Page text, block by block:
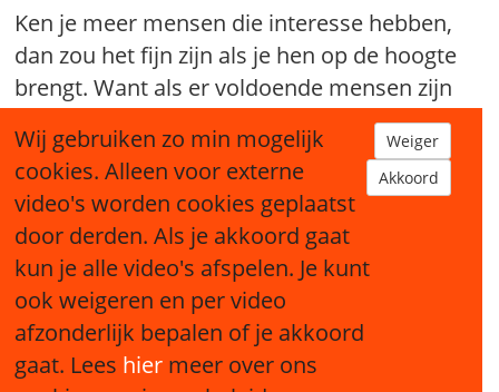
Ken je meer mensen die interesse hebben,
dan zou het fijn zijn als je hen op de hoogte
brengt. Want als er voldoende mensen zijn
die mee willen doen kan er een nieuw
Broodfonds starten.
tip een bekende
Wij gebruiken zo min mogelijk
cookies. Alleen voor externe
video's worden cookies geplaatst
door derden. Als je akkoord gaat
kun je alle video's afspelen. Je kunt
ook weigeren en per video
afzonderlijk bepalen of je akkoord
gaat. Lees hier meer over ons
Weiger
Akkoord